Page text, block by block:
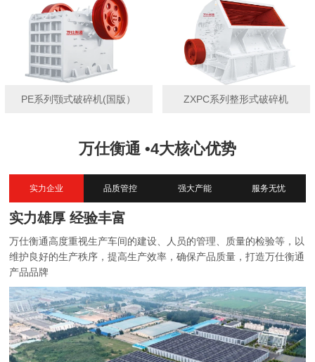
PE系列颚式破碎机(国版） ZXPC系列整形式破碎机
万仕衡通 •4大核心优势
实力企业 品质管控 强大产能 服务无忧
实力雄厚 经验丰富
万仕衡通高度重视生产车间的建设、人员的管理、质量的检验等，以
维护良好的生产秩序，提高生产效率，确保产品质量，打造万仕衡通
产品品牌